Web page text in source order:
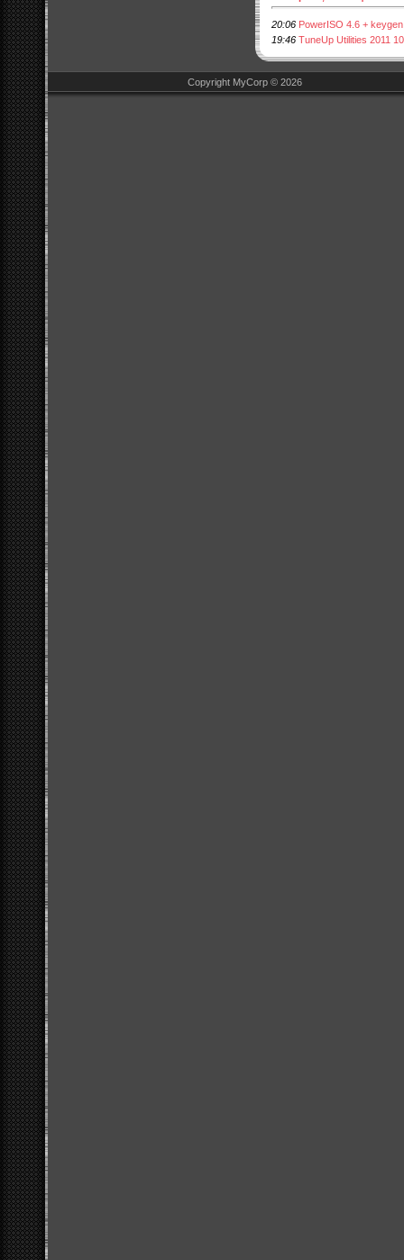
20:06 PowerISO 4.6 + keygen
19:46 TuneUp Utilities 2011
Copyright MyCorp © 2026